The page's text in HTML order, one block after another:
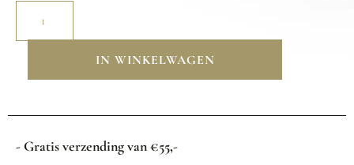
IN WINKELWAGEN
- Gratis verzending van €55,-